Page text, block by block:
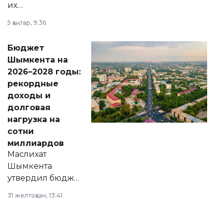
их
принести
народу
Венесуэлы.
5 қаңтар, 9:36
Бюджет
Шымкента на
2026–2028 годы:
рекордные
доходы и
долговая
нагрузка на
сотни
миллиардов
Маслихат
Шымкента
утвердил бюджет
2028 годы.
31 желтоқсан, 13:41